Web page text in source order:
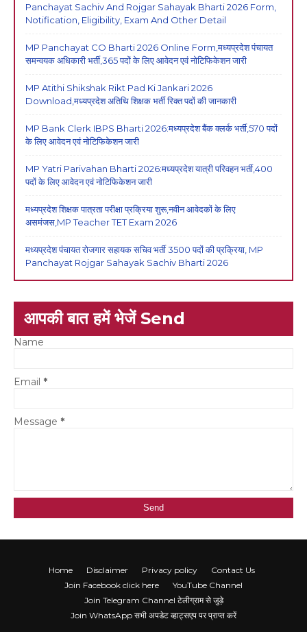
Panchayat Sachiv And Rojgar Sahayak Bharti 2026 Form,
Notification, Eligibility, Exam And Other Detail
MP Panchayat CO Bharti 2026 Online Form,मध्यप्रदेश पंचायत
समन्वयक अधिकारी भर्ती,365 पदों के लिए आवेदन एवं नोटिफिकेशन जारी
MP Atithi Shikshak Rikt Pad Ki Jankari 2026
Download,मध्यप्रदेश अतिथि शिक्षक भर्ती रिक्त पदों की जानकारी
MP Bank Clerk IBPS Bharti 2026:मध्यप्रदेश बैंक क्लर्क भर्ती,570 पदों
के लिए आवेदन एवं नोटिफिकेशन जारी
MP Yatri Parivahan Bharti 2026:मध्यप्रदेश यात्री परिवहन भर्ती,400
पदों के लिए आवेदन एवं नोटिफिकेशन जारी
मध्यप्रदेश शिक्षक पात्रता परीक्षा प्रक्रिया शुरू,नवीन आवेदकों के लिए
असमंजस,MP Teacher TET Exam 2026
मध्यप्रदेश पंचायत रोजगार सहायक सचिव भर्ती 3500 पदों की प्रक्रिया, MP
Panchayat Rojgar Sahayak Sachiv Bharti 2026
आपकी बात हमें भेजें Send
Name
Email *
Message *
Home Disclaimer Privacy policy
Contact Us
Join Facebook click here
YouTube Channel
Join Telegram Channel टेलीग्राम से जुड़े
Join WhatsApp सभी अपडेट व्हाट्सएप पर प्राप्त करें